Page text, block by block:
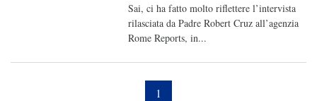
Sai, ci ha fatto molto riflettere l’intervista
rilasciata da Padre Robert Cruz all’agenzia
Rome Reports, in...
1